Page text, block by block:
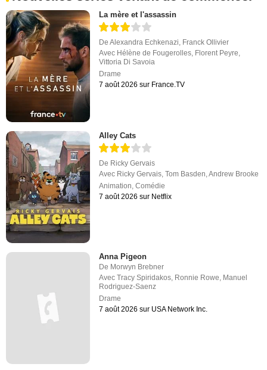
La mère et l'assassin
DeAlexandra Echkenazi Franck Ollivier
Avec Hélène de Fougerolles Florent Peyre
Vittoria Di Savoia
Drame
7 août 2026 sur France.TV
Alley Cats
De Ricky Gervais
Avec Ricky Gervais,Tom Basden,Andrew Brooke
Animation,Comédie
7 août 2026 sur Netflix
Anna Pigeon
De Morwyn Brebner
AvecTracy Spiridakos, Ronnie Rowe, Manuel
Rodriguez-Saenz
Drame
7 août 2026 sur USA Network Inc.